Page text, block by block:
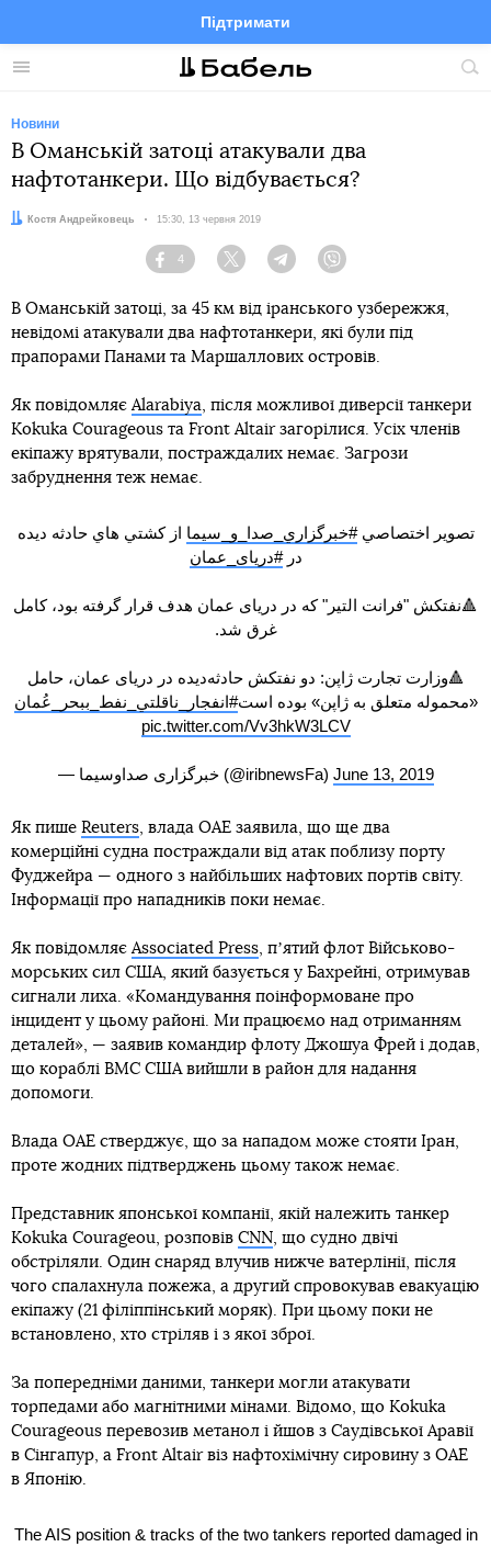
Меню
Підтримати
FacebookTelegramTwitter
Новини
В Оманській затоці атакували два
нафтотанкери. Що відбувається?
Автор:Костя Андрейковець Дата:
15:30, 13 червня 2019
Facebook
4
Twitter TelegramViber
В Оманській затоці, за 45 км від іранського узбережжя,
невідомі атакували два нафтотанкери, які були під
прапорами Панами та Маршаллових островів.
Як повідомляєAlarabiya, після можливої диверсії танкери
Kokuka Courageous та Front Altair загорілися. Усіх членів
екіпажу врятували, постраждалих немає. Загрози
забруднення теж немає.
تصوير اختصاصي#خبرگزاري_صدا_و_سيما از کشتي هاي حادثه ديده
در#دریای_عمان
🔺نفتکش "فرانت التیر" که در دریای عمان هدف قرار گرفته بود، کامل
غرق شد.
🔺وزارت تجارت ژاپن: دو نفتکش حادثه‌دیده در دریای عمان، حامل
«محموله متعلق به ژاپن» بوده‌ است#انفجار_ناقلتي_نفط_ببحر_عُمان
pic.twitter.com/Vv3hkW3LCV
— خبرگزاری صداوسیما (@iribnewsFa) June 13, 2019
Як пише Reuters, влада ОАЕ заявила, що ще два
комерційні судна постраждали від атак поблизу порту
Фуджейра — одного з найбільших нафтових портів світу.
Інформації про нападників поки немає.
Як повідомляєAssociated Press, пʼятий флот Військово-
морських сил США, який базується у Бахрейні, отримував
сигнали лиха. «Командування поінформоване про
інцидент у цьому районі. Ми працюємо над отриманням
деталей», — заявив командир флоту Джошуа Фрей і додав,
що кораблі ВМС США вийшли в район для надання
допомоги.
Влада ОАЕ стверджує, що за нападом може стояти Іран,
проте жодних підтверджень цьому також немає.
Представник японської компанії, якій належить танкер
Kokuka Courageou, розповів CNN, що судно двічі
обстріляли. Один снаряд влучив нижче ватерлінії, після
чого спалахнула пожежа, а другий спровокував евакуацію
екіпажу (21 філіппінський моряк). При цьому поки не
встановлено, хто стріляв і з якої зброї.
За попередніми даними, танкери могли атакувати
торпедами або магнітними мінами. Відомо, що Kokuka
Courageous перевозив метанол і йшов з Саудівської Аравії
в Сінгапур, а Front Altair віз нафтохімічну сировину з ОАЕ
в Японію.
The AIS position & tracks of the two tankers reported damaged in